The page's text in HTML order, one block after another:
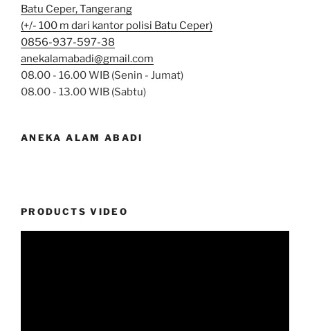
Batu Ceper, Tangerang
(+/- 100 m dari kantor polisi Batu Ceper)
0856-937-597-38
anekalamabadi@gmail.com
08.00 - 16.00 WIB (Senin - Jumat)
08.00 - 13.00 WIB (Sabtu)
ANEKA ALAM ABADI
PRODUCTS VIDEO